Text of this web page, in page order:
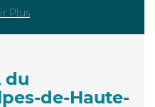
Plus
du
de-Haute-